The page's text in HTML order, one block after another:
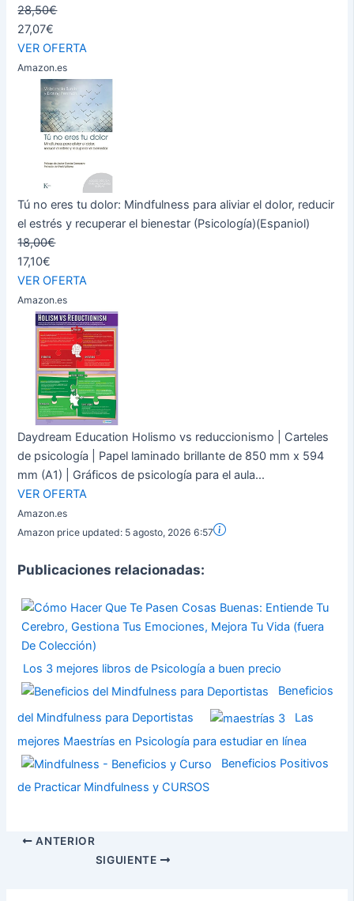
28,50€
27,07€
VER OFERTA
Amazon.es
Tú no eres tu dolor: Mindfulness para aliviar el dolor, reducir
el estrés y recuperar el bienestar (Psicología)(Espaniol)
18,00€
17,10€
VER OFERTA
Amazon.es
Daydream Education Holismo vs reduccionismo | Carteles
de psicología | Papel laminado brillante de 850 mm x 594
mm (A1) | Gráficos de psicología para el aula...
VER OFERTA
Amazon.es
Amazon price updated: 5 agosto, 2026 6:57
Publicaciones relacionadas:
Los 3 mejores libros de Psicología a buen precio
Beneficios
del Mindfulness para Deportistas
Las
mejores Maestrías en Psicología para estudiar en línea
Beneficios Positivos
de Practicar Mindfulness y CURSOS
ANTERIOR
SIGUIENTE